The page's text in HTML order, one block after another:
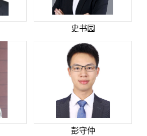
史书园
彭守仲